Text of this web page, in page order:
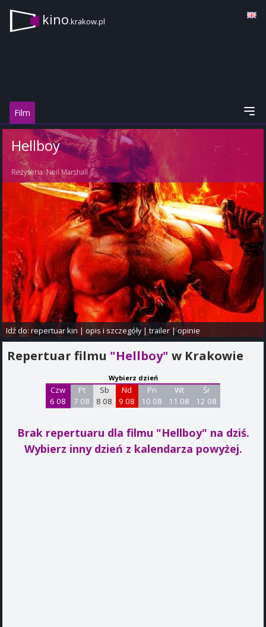
kino.krakow.pl
Film
Hellboy
Reżyseria:Neil Marshall
Idź do:repertuar kin |opis i szczegóły|trailer|opinie
Repertuar filmu "Hellboy" w Krakowie
Wybierz dzień
Czw
6 08
Pt
7 08
Sb
8 08
Nd
9 08
Pn
10 08
Wt
11 08
Śr
12 08
Brak repertuaru dla filmu "Hellboy" na dziś.
Wybierz inny dzień z kalendarza powyżej.